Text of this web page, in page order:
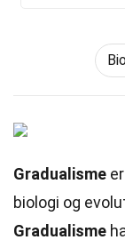
Gradualisme
biologi og
Gradualisme